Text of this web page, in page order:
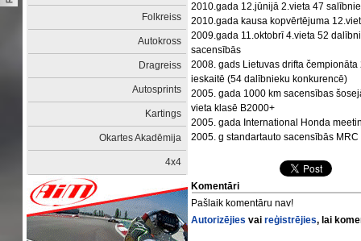
Folkreiss
Autokross
Dragreiss
Autosprints
Kartings
Okartes Akadēmija
4x4
2010.gada 12.jūnijā 2.vieta 47
2010.gada kausa kopvērtējuma
2009.gada 11.oktobrī 4.vieta 52
sacensībās
2008. gads Lietuvas drifta
ieskaitē (54 dalībnieku konkurencē)
2005. gada 1000 km sacensības
vieta klasē B2000+
2005. gada International Honda
2005. g standartauto sacensībās
Komentāri
Pašlaik komentāru nav!
Autorizējies vaireģistrējies, lai